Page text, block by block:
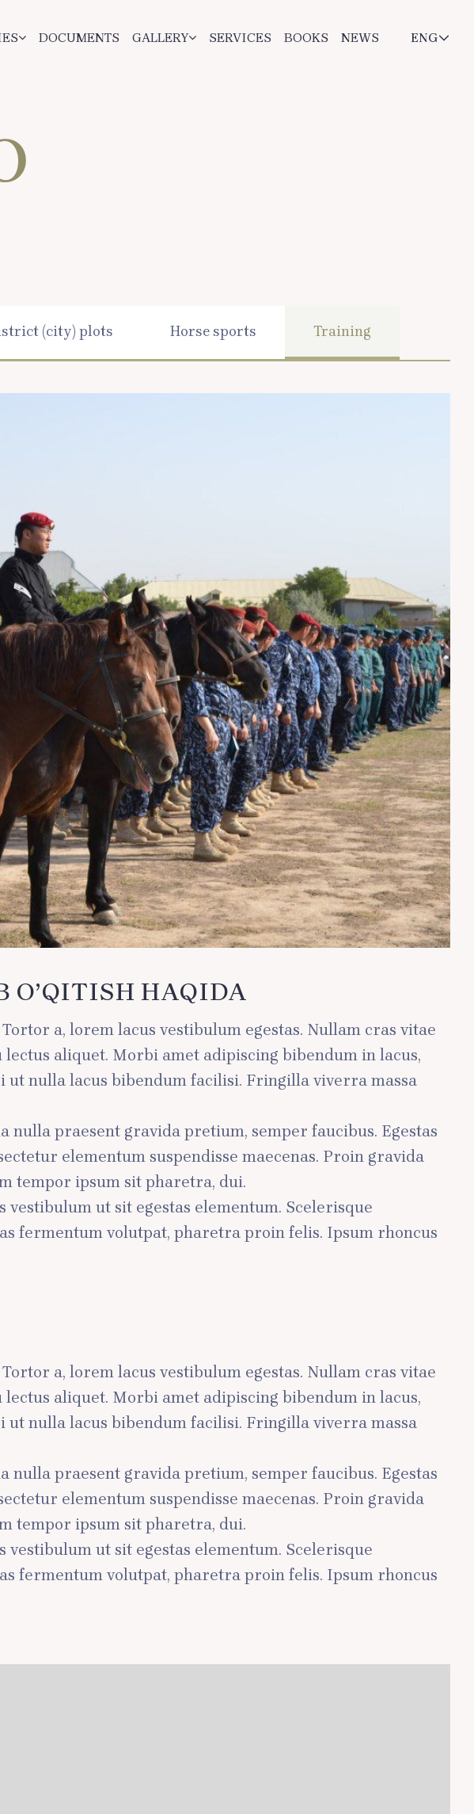
DOCUMENTS GALLERY SERVICES BOOKS NEWS ENG
(city) plots Horse sports Training
O’QITISH HAQIDA
a, lorem lacus vestibulum egestas. Nullam cras vitae
aliquet. Morbi amet adipiscing bibendum in lacus,
ut nulla lacus bibendum facilisi. Fringilla viverra massa
praesent gravida pretium, semper faucibus. Egestas
elementum suspendisse maecenas. Proin gravida
tempor ipsum sit pharetra, dui.
ut sit egestas elementum. Scelerisque
fermentum volutpat, pharetra proin felis. Ipsum rhoncus
a, lorem lacus vestibulum egestas. Nullam cras vitae
aliquet. Morbi amet adipiscing bibendum in lacus,
ut nulla lacus bibendum facilisi. Fringilla viverra massa
praesent gravida pretium, semper faucibus. Egestas
elementum suspendisse maecenas. Proin gravida
tempor ipsum sit pharetra, dui.
ut sit egestas elementum. Scelerisque
fermentum volutpat, pharetra proin felis. Ipsum rhoncus